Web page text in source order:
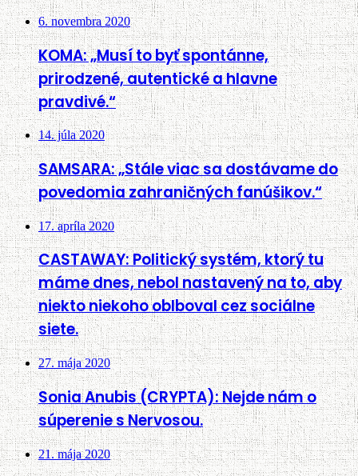
6. novembra 2020
KOMA: „Musí to byť spontánne,
prirodzené, autentické a hlavne
pravdivé.“
14. júla 2020
SAMSARA: „Stále viac sa dostávame do
povedomia zahraničných fanúšikov.“
17. apríla 2020
CASTAWAY: Politický systém, ktorý tu
máme dnes, nebol nastavený na to, aby
niekto niekoho oblboval cez sociálne
siete.
27. mája 2020
Sonia Anubis (CRYPTA): Nejde nám o
súperenie s Nervosou.
21. mája 2020